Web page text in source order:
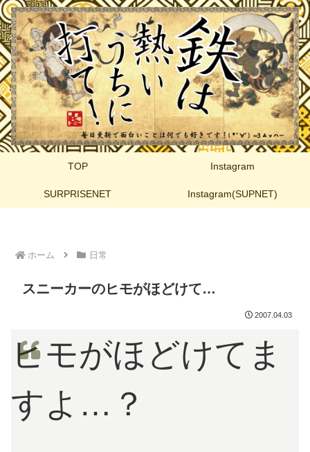
TOP Instagram
SURPRISENET Instagram(SUPNET)
ホーム 日常
スニーカーのヒモがほどけて…
2007.04.03
ヒモがほどけてま
すよ…？